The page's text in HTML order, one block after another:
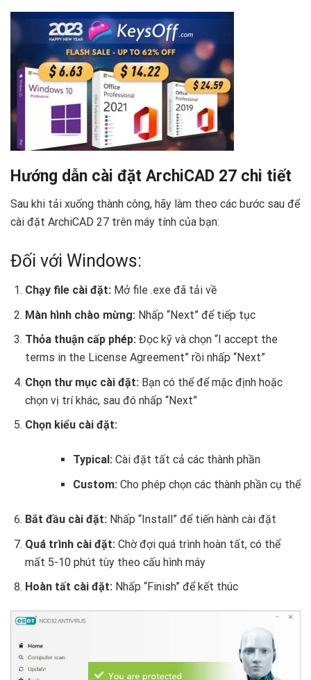
Hướng dẫn cài đặt ArchiCAD 27 chi tiết
Sau khi tải xuống thành công, hãy làm theo các bước sau để
cài đặt ArchiCAD 27 trên máy tính của bạn:
Đối với Windows:
Chạy file cài đặt:Mở file .exe đã tải về
Màn hình chào mừng: Nhấp “Next” để tiếp tục
Thỏa thuận cấp phép:Đọc kỹ và chọn “I accept the
terms in the License Agreement” rồi nhấp “Next”
Chọn thư mục cài đặt: Bạn có thể để mặc định hoặc
chọn vị trí khác, sau đó nhấp “Next”
Chọn kiểu cài đặt:
Typical:Cài đặt tất cả các thành phần
Custom:Cho phép chọn các thành phần cụ thể
Bắt đầu cài đặt:Nhấp “Install” để tiến hành cài đặt
Quá trình cài đặt: Chờ đợi quá trình hoàn tất, có thể
mất 5-10 phút tùy theo cấu hình máy
Hoàn tất cài đặt:Nhấp “Finish” để kết thúc